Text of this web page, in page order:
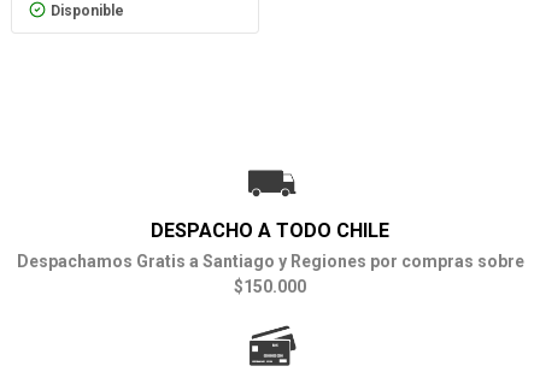
Disponible
DESPACHO A TODO CHILE
Despachamos Gratis a Santiago y Regiones por compras sobre
$150.000